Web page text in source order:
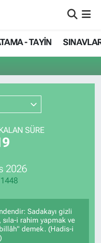
- TAYİN
SÜRE
2026
Sadakayı gizli
i rahim yapmak ve
demek. (Hadis-i
Haritası
ve Fikstür